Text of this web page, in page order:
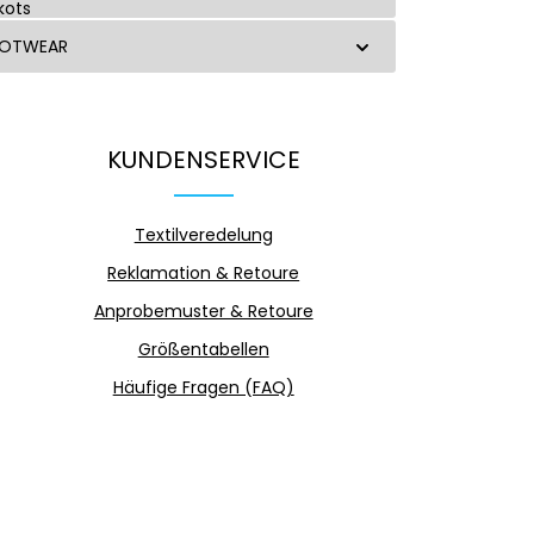
KUNDENSERVICE
Textilveredelung
Reklamation & Retoure
Anprobemuster & Retoure
Größentabellen
Häufige Fragen (FAQ)